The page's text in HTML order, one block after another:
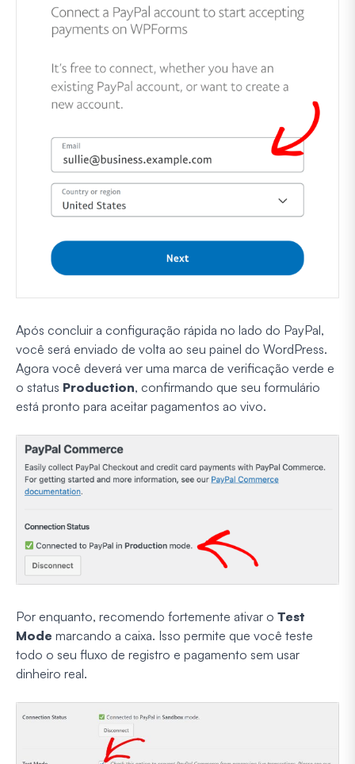
Após concluir a configuração rápida no lado do PayPal,
você será enviado de volta ao seu painel do WordPress.
Agora você deverá ver uma marca de verificação verde e
o status Production, confirmando que seu formulário
está pronto para aceitar pagamentos ao vivo.
Por enquanto, recomendo fortemente ativar o Test
Mode marcando a caixa. Isso permite que você teste
todo o seu fluxo de registro e pagamento sem usar
dinheiro real.